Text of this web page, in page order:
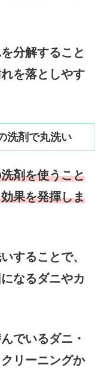
分解すること
を落としやす
洗剤で丸洗い
剤を使うこと
果を発揮しま
することで、
なるダニやカ
でいるダニ・
リーニングか